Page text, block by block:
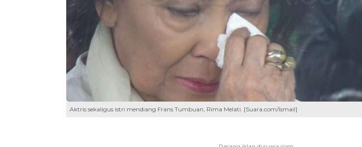
Aktris sekaligus istri mendiang Frans Tumbuan, Rima Melati. [Suara.com/Ismail]